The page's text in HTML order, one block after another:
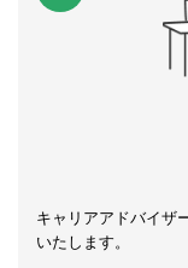
キャリアアドバイザ
いたします。